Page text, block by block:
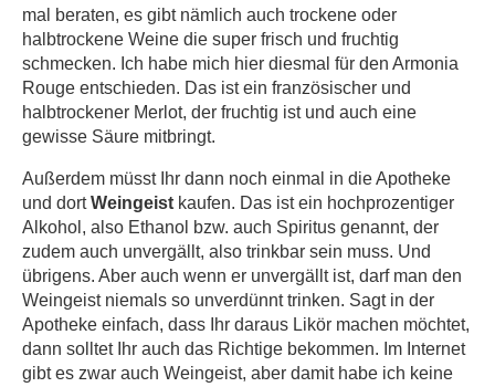
mal beraten, es gibt nämlich auch trockene oder
halbtrockene Weine die super frisch und fruchtig
schmecken. Ich habe mich hier diesmal für den Armonia
Rouge entschieden. Das ist ein französischer und
halbtrockener Merlot, der fruchtig ist und auch eine
gewisse Säure mitbringt.
Außerdem müsst Ihr dann noch einmal in die Apotheke
und dortWeingeist kaufen. Das ist ein hochprozentiger
Alkohol, also Ethanol bzw. auch Spiritus genannt, der
zudem auch unvergällt, also trinkbar sein muss. Und
übrigens. Aber auch wenn er unvergällt ist, darf man den
Weingeist niemals so unverdünnt trinken. Sagt in der
Apotheke einfach, dass Ihr daraus Likör machen möchtet,
dann solltet Ihr auch das Richtige bekommen. Im Internet
gibt es zwar auch Weingeist, aber damit habe ich keine